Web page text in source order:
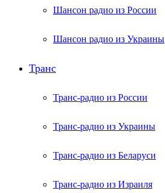
Шансон радио из России
Шансон радио из Украины
Транс
Транс-радио из России
Транс-радио из Украины
Транс-радио из Беларуси
Транс-радио из Израиля